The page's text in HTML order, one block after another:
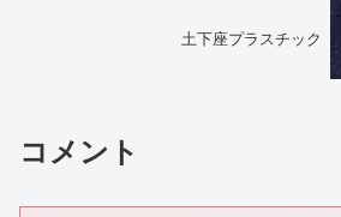
土下座プラスチック
コメント